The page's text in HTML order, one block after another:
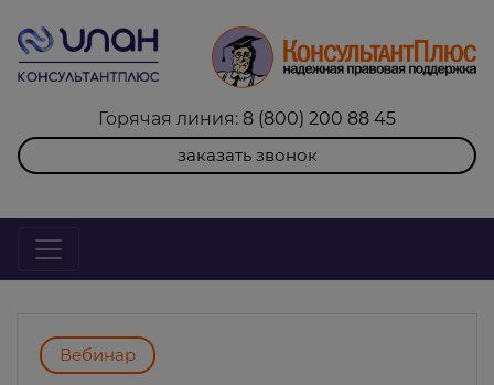
Горячая линия: 8 (800) 200 88 45
заказать звонок
Вебинар